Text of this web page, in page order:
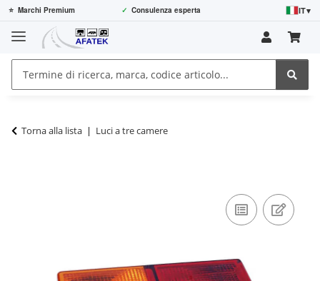
⭐ Marchi Premium ✓ Consulenza esperta IT▾
Torna alla lista Luci a tre camere